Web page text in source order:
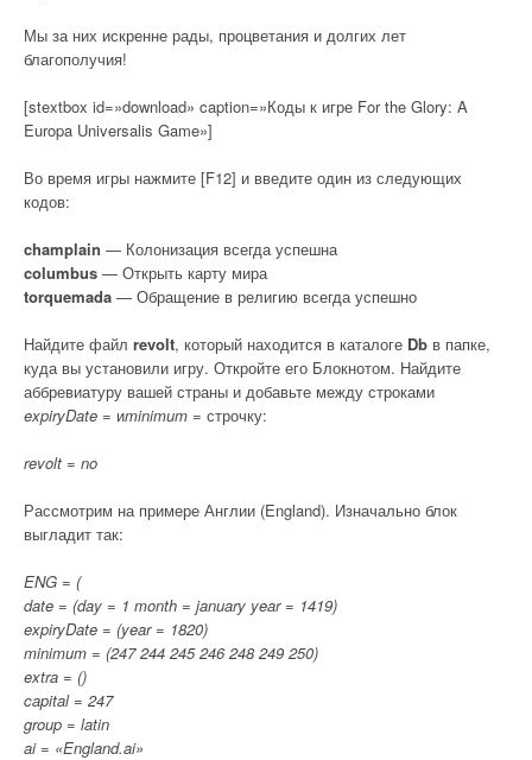
Мы за них искренне рады, процветания и долгих лет
благополучия!
[stextbox id=»download» caption=»Коды к игре For the Glory: A
Europa Universalis Game»]
Во время игры нажмите [F12] и введите один из следующих
кодов:
champlain — Колонизация всегда успешна
columbus — Открыть карту мира
torquemada — Обращение в религию всегда успешно
Найдите файл revolt, который находится в каталоге Db в папке,
куда вы установили игру. Откройте его Блокнотом. Найдите
аббревиатуру вашей страны и добавьте между строками
expiryDate = иminimum = строчку:
revolt = no
Рассмотрим на примере Англии (England). Изначально блок
выгладит так:
ENG = (
date = (day = 1 month = january year = 1419)
expiryDate = (year = 1820)
minimum = (247 244 245 246 248 249 250)
extra = ()
capital = 247
group = latin
ai = «England.ai»